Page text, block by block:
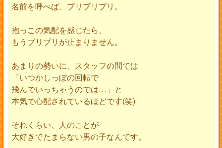
名前を呼べば、プリプリプリ。
抱っこの気配を感じたら、
もうプリプリが止まりません。
あまりの勢いに、スタッフの間では
「いつかしっぽの回転で
飛んでいっちゃうのでは…」と
本気で心配されているほどです(笑)
それくらい、人のことが
大好きでたまらない男の子なんです。